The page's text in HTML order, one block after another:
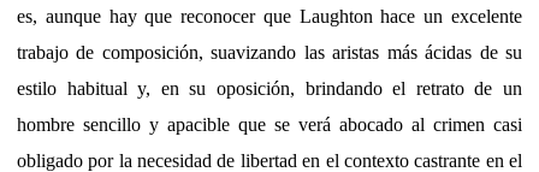
es, aunque hay que reconocer que Laughton hace un excelente
trabajo de composición, suavizando las aristas más ácidas de su
estilo habitual y, en su oposición, brindando el retrato de un
hombre sencillo y apacible que se verá abocado al crimen casi
obligado por la necesidad de libertad en el contexto castrante en el